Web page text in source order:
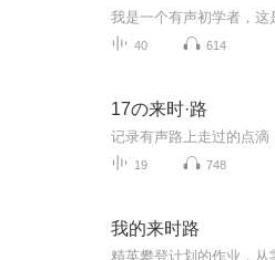
我是一个有声初学者，这
40 614
17の来时·路
19 748
我的来时路